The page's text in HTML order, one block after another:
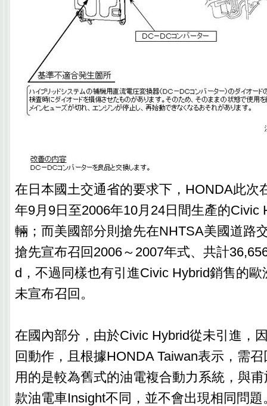
在日本國土交通省的要求下，HONDA此次
年9月9日至2006年10月24日間生產的Civic
輛；而美國部分則搶先在NHTSA美國道路
搶先宣布召回2006～2007年式、共計
d，不過同樣也有引進Civic Hybrid銷售的
未宣布召回。
在國內部分，由於Civic Hybrid從未引進，
回動作，且根據HONDA Taiwan表示，需
用的是較為舊式的油電複合動力系統，與
款油電車Insight不同，並不會出現相同問題